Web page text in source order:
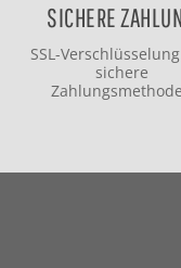
SICHERE
SSL-
sichere